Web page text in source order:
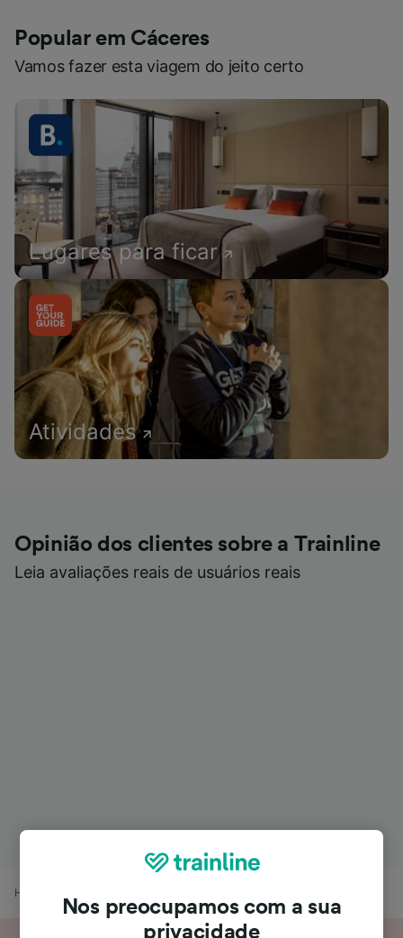
Popular em Cáceres
Vamos fazer esta viagem do jeito certo
Lugares para ficar
Atividades
Opinião dos clientes sobre a Trainline
Leia avaliações reais de usuários reais
Home
Nos preocupamos com a sua
privacidade